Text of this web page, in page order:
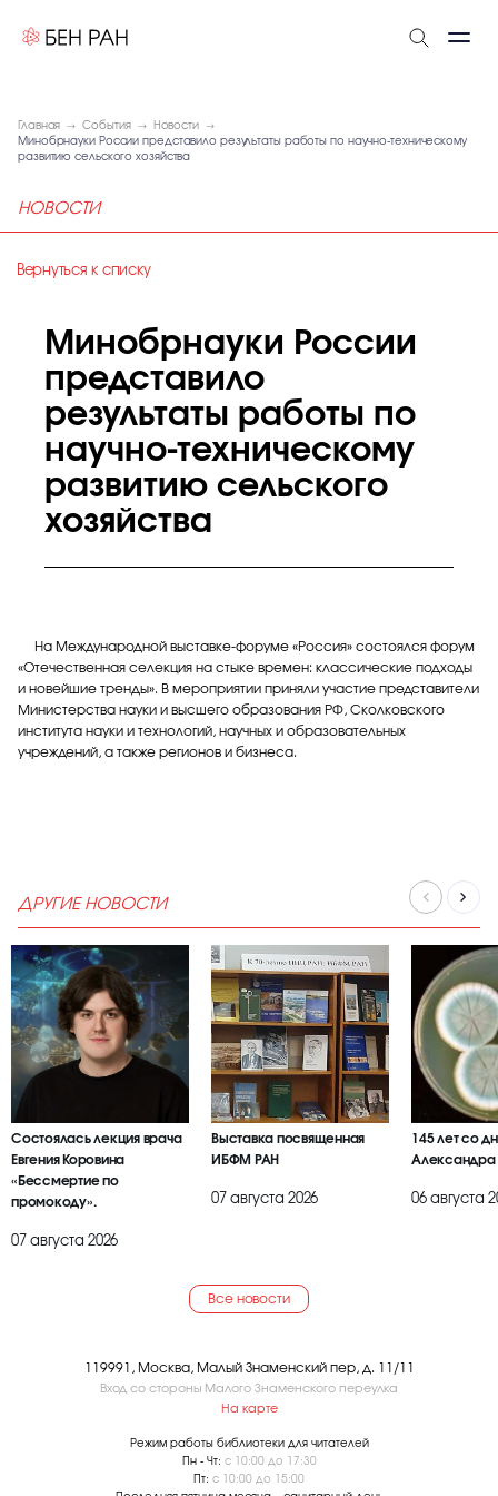
Главная События
Новости
Минобрнауки России представило результаты работы по научно-техническому
развитию сельского хозяйства
НОВОСТИ
Вернуться к списку
Минобрнауки России
представило
результаты работы по
научно-техническому
развитию сельского
хозяйства
На Международной выставке-форуме «Россия» состоялся форум
«Отечественная селекция на стыке времен: классические подходы
и новейшие тренды». В мероприятии приняли участие представители
Министерства науки и высшего образования РФ, Сколковского
института науки и технологий, научных и образовательных
учреждений, а также регионов и бизнеса.
ДРУГИЕ НОВОСТИ
Состоялась лекция врача
Евгения Коровина
«Бессмертие по
промокоду».
07 августа 2026
Выставка посвященная
ИБФМ РАН
07 августа 2026
145 лет со
Александра
06 августа
Все новости
119991, Москва, Малый Знаменский пер, д. 11/11
Вход со стороны Малого Знаменского переулка
На карте
Режим работы библиотеки для читателей
Пн - Чт: с 10:00 до 17:30
Пт: с 10:00 до 15:00